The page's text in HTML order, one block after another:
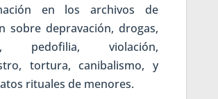
en los archivos de
sobre depravación, drogas,
pedofilia, violación,
tortura, canibalismo, y
rituales de menores.